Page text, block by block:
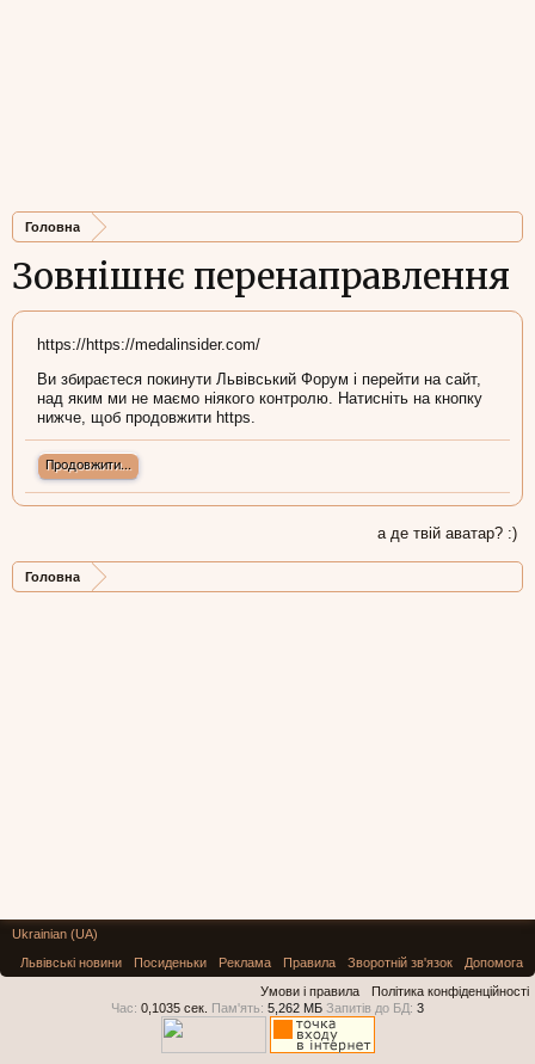
Головна
Зовнішнє перенаправлення
https://https://medalinsider.com/
Ви збираєтеся покинути Львівський Форум і перейти на сайт,
над яким ми не маємо ніякого контролю. Натисніть на кнопку
нижче, щоб продовжити https.
Продовжити...
а де твій аватар? :)
Головна
Ukrainian (UA)
Львівські новини
Посиденьки Реклама Правила Зворотній зв'язок
Допомога
Умови і правила
Політика конфіденційності
Час: 0,1035 сек. Пам'ять: 5,262 МБ Запитів до БД: 3